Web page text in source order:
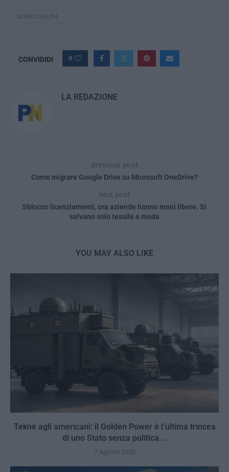
SERVIZI ONLINE
CONVIDIDI 0
LA REDAZIONE
previous post
Come migrare Google Drive su Microsoft OneDrive?
next post
Sblocco licenziamenti, ora aziende hanno mani libere. Si
salvano solo tessile e moda
YOU MAY ALSO LIKE
Tekne agli americani: il Golden Power è l’ultima trincea
di uno Stato senza politica...
7 Agosto 2026